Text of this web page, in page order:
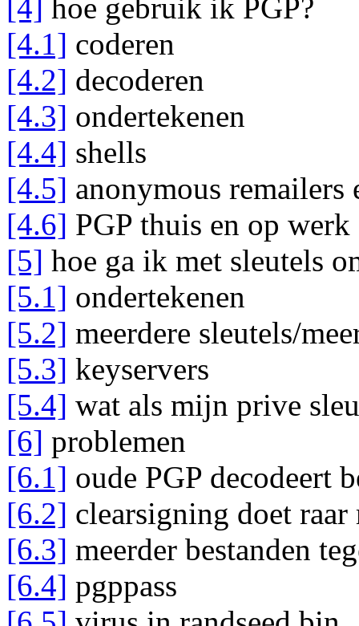
[4] hoe gebruik ik PGP?
[4.1] coderen
[4.2] decoderen
[4.3] ondertekenen
[4.4] shells
[4.5] anonymous remailers
[4.6] PGP thuis en op
[5] hoe ga ik met sleutels
[5.1] ondertekenen
[5.2] meerdere sleutels/
[5.3] keyservers
[5.4] wat als mijn prive
[6] problemen
[6.1] oude PGP decodeert
[6.2] clearsigning doet raar
[6.3] meerder bestanden
[6.4] pgppass